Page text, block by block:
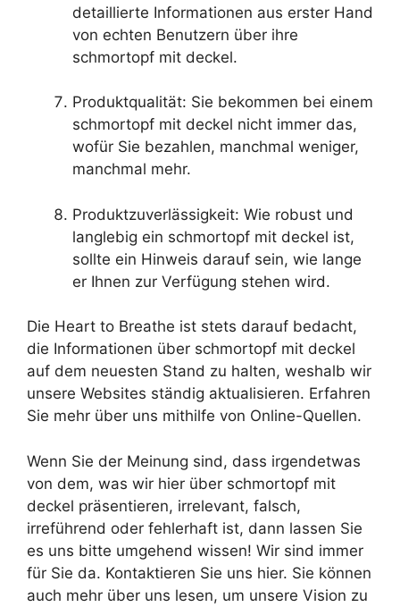
detaillierte Informationen aus erster Hand
von echten Benutzern über ihre
schmortopf mit deckel.
Produktqualität: Sie bekommen bei einem
schmortopf mit deckel nicht immer das,
wofür Sie bezahlen, manchmal weniger,
manchmal mehr.
Produktzuverlässigkeit: Wie robust und
langlebig ein schmortopf mit deckel ist,
sollte ein Hinweis darauf sein, wie lange
er Ihnen zur Verfügung stehen wird.
Die Heart to Breathe ist stets darauf bedacht,
die Informationen über schmortopf mit deckel
auf dem neuesten Stand zu halten, weshalb wir
unsere Websites ständig aktualisieren. Erfahren
Sie mehr über uns mithilfe von Online-Quellen.
Wenn Sie der Meinung sind, dass irgendetwas
von dem, was wir hier über schmortopf mit
deckel präsentieren, irrelevant, falsch,
irreführend oder fehlerhaft ist, dann lassen Sie
es uns bitte umgehend wissen! Wir sind immer
für Sie da. Kontaktieren Sie uns hier. Sie können
auch mehr über uns lesen, um unsere Vision zu